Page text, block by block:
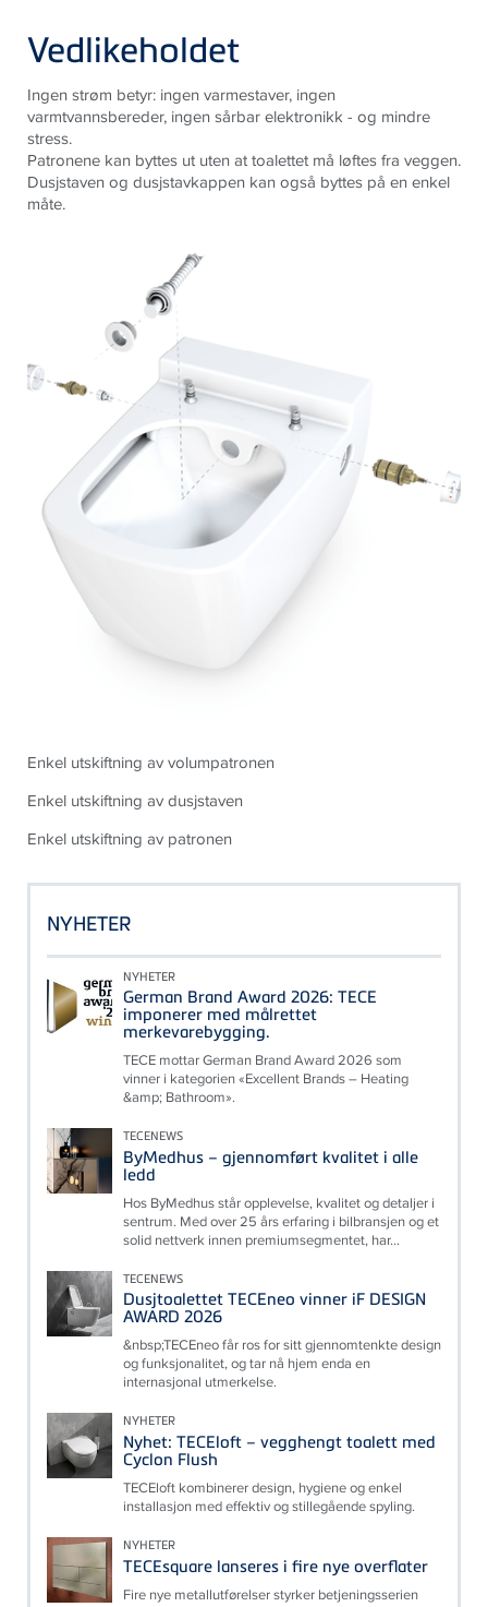
Vedlikeholdet
Ingen strøm betyr: ingen varmestaver, ingen
varmtvannsbereder, ingen sårbar elektronikk - og mindre
stress.
Patronene kan byttes ut uten at toalettet må løftes fra veggen.
Dusjstaven og dusjstavkappen kan også byttes på en enkel
måte.
Enkel utskiftning av volumpatronen
Enkel utskiftning av dusjstaven
Enkel utskiftning av patronen
NYHETER
NYHETER
German Brand Award 2026: TECE
imponerer med målrettet
merkevarebygging.
TECE mottar German Brand Award 2026 som
vinner i kategorien «Excellent Brands – Heating
&amp; Bathroom».
TECENEWS
ByMedhus – gjennomført kvalitet i alle
ledd
Hos ByMedhus står opplevelse, kvalitet og detaljer i
sentrum. Med over 25 års erfaring i bilbransjen og et
solid nettverk innen premiumsegmentet, har...
TECENEWS
Dusjtoalettet TECEneo vinner iF DESIGN
AWARD 2026
&nbsp;TECEneo får ros for sitt gjennomtenkte design
og funksjonalitet, og tar nå hjem enda en
internasjonal utmerkelse.
NYHETER
Nyhet: TECEloft – vegghengt toalett med
Cyclon Flush
TECEloft kombinerer design, hygiene og enkel
installasjon med effektiv og stillegående spyling.
NYHETER
TECEsquare lanseres i fire nye overflater
Fire nye metallutførelser styrker betjeningsserien